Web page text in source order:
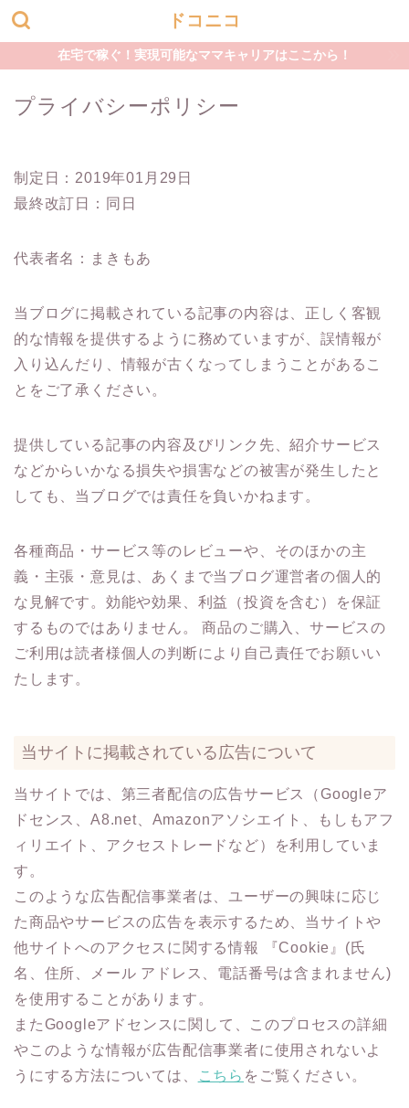
ドコニコ
在宅で稼ぐ！実現可能なママキャリアはここから！
プライバシーポリシー
制定日：2019年01月29日
最終改訂日：同日
代表者名：まきもあ
当ブログに掲載されている記事の内容は、正しく客観
的な情報を提供するように務めていますが、誤情報が
入り込んだり、情報が古くなってしまうことがあるこ
とをご了承ください。
提供している記事の内容及びリンク先、紹介サービス
などからいかなる損失や損害などの被害が発生したと
しても、当ブログでは責任を負いかねます。
各種商品・サービス等のレビューや、そのほかの主
義・主張・意見は、あくまで当ブログ運営者の個人的
な見解です。効能や効果、利益（投資を含む）を保証
するものではありません。 商品のご購入、サービスの
ご利用は読者様個人の判断により自己責任でお願いい
たします。
当サイトに掲載されている広告について
当サイトでは、第三者配信の広告サービス（Googleア
ドセンス、A8.net、Amazonアソシエイト、もしもアフ
ィリエイト、アクセストレードなど）を利用していま
す。
このような広告配信事業者は、ユーザーの興味に応じ
た商品やサービスの広告を表示するため、当サイトや
他サイトへのアクセスに関する情報 『Cookie』(氏
名、住所、メール アドレス、電話番号は含まれません)
を使用することがあります。
またGoogleアドセンスに関して、このプロセスの詳細
やこのような情報が広告配信事業者に使用されないよ
うにする方法については、
こちら をご覧ください。